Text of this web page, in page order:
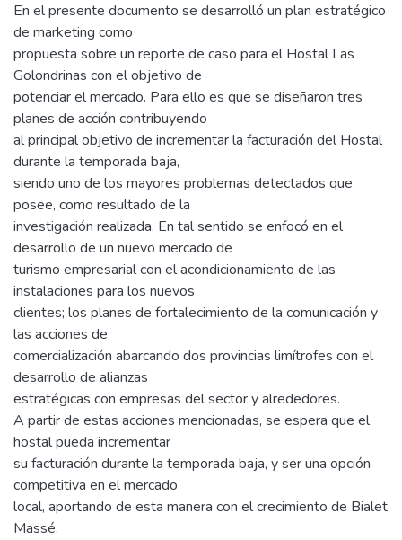
En el presente documento se desarrolló un plan estratégico
de marketing como
propuesta sobre un reporte de caso para el Hostal Las
Golondrinas con el objetivo de
potenciar el mercado. Para ello es que se diseñaron tres
planes de acción contribuyendo
al principal objetivo de incrementar la facturación del Hostal
durante la temporada baja,
siendo uno de los mayores problemas detectados que
posee, como resultado de la
investigación realizada. En tal sentido se enfocó en el
desarrollo de un nuevo mercado de
turismo empresarial con el acondicionamiento de las
instalaciones para los nuevos
clientes; los planes de fortalecimiento de la comunicación y
las acciones de
comercialización abarcando dos provincias limítrofes con el
desarrollo de alianzas
estratégicas con empresas del sector y alrededores.
A partir de estas acciones mencionadas, se espera que el
hostal pueda incrementar
su facturación durante la temporada baja, y ser una opción
competitiva en el mercado
local, aportando de esta manera con el crecimiento de Bialet
Massé.